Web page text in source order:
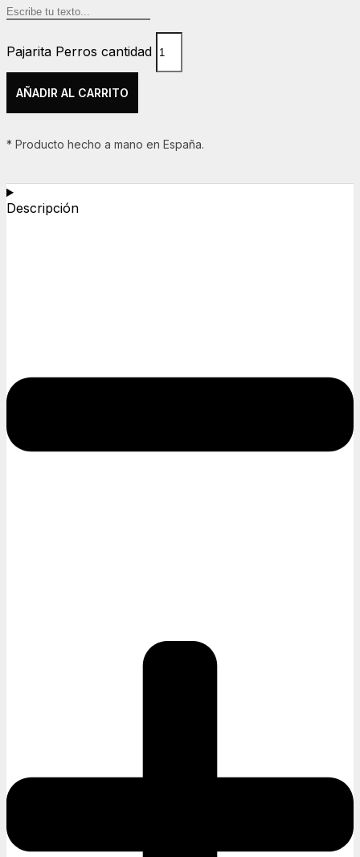
Pajarita Perros cantidad
AÑADIR AL CARRITO
* Producto hecho a mano en España.
Descripción